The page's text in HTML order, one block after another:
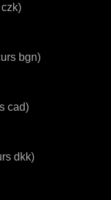
bgn)
cad)
dkk)